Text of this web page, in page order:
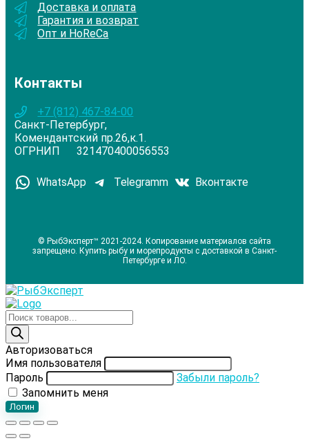
Доставка и оплата
Гарантия и возврат
Опт и HoReCa
Контакты
+7 (812) 467-84-00
Санкт-Петербург,
Комендантский пр.26,к.1.
ОГРНИП 321470400056553
WhatsApp Telegramm Вконтакте
© РыбЭксперт™ 2021-2024. Копирование материалов сайта
запрещено. Купить рыбу и морепродукты с доставкой в Санкт-
Петербурге и ЛО.
Поиск
товаров
Авторизоваться
Имя пользователя
Пароль
Забыли пароль?
Запомнить меня
Логин